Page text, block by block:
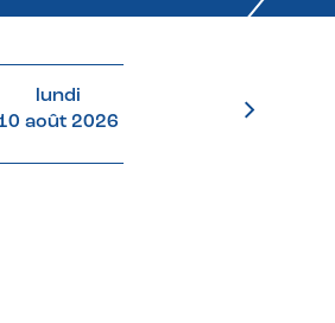
lundi
août 2026
11 août